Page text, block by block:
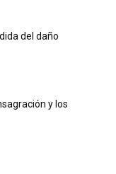
del daño
y los